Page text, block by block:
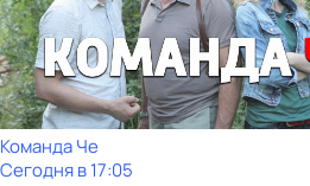
Команда Че
Сегодня в 17:05